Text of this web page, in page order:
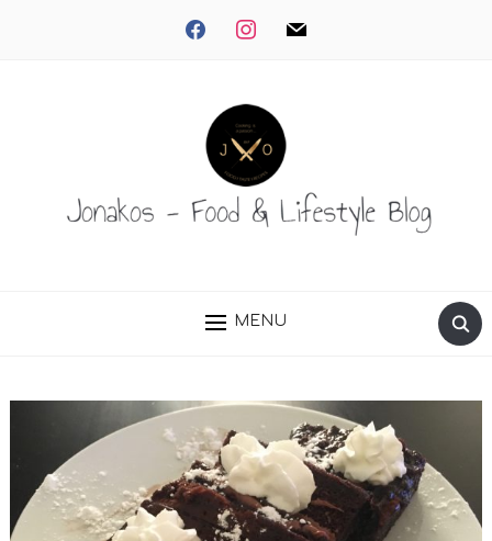
facebookinstagrammail
MENU